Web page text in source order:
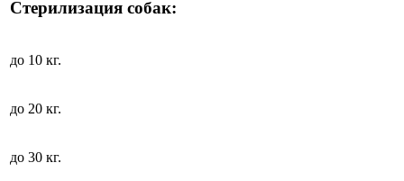
Стерилизация собак:
до 10 кг.
до 20 кг.
до 30 кг.